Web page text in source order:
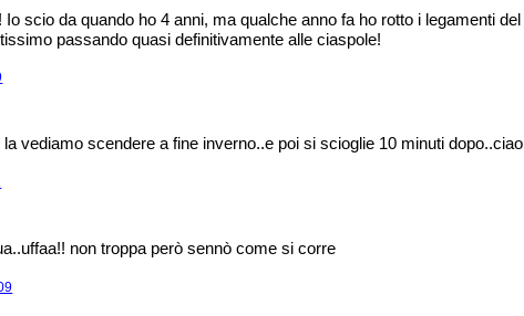
Io scio da quando ho 4 anni, ma qualche anno fa ho rotto i legamenti del
passando quasi definitivamente alle ciaspole!
vediamo scendere a fine inverno..e poi si scioglie 10 minuti dopo..ciao
non troppa però sennò come si corre